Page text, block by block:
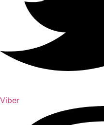
Viber